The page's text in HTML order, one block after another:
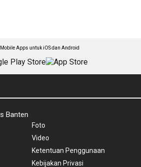
Apps untuk iOS dan Android
Banten
Foto
Video
Ketentuan Penggunaan
Kebijakan Privasi